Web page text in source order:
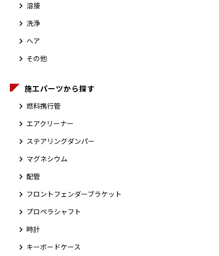
溶接
洗浄
ヘア
その他
施工パーツから探す
燃料携行管
エアクリーナー
ステアリングダンパー
マグネシウム
配管
フロントフェンダーブラケット
プロペラシャフト
時計
キーボードケース